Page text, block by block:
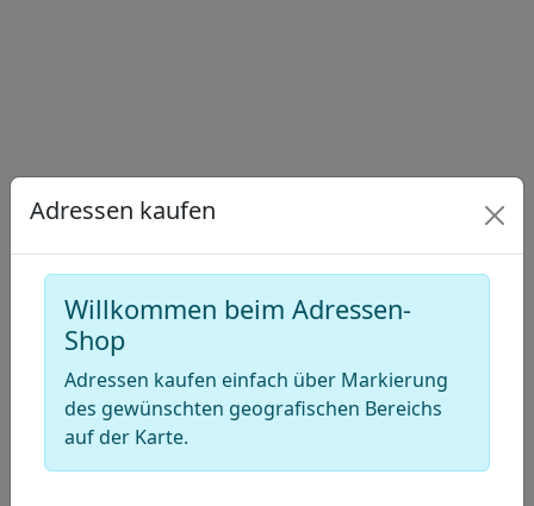
Adressen kaufen
Willkommen beim Adressen-
Shop
Adressen kaufen einfach über Markierung
des gewünschten geografischen Bereichs
auf der Karte.